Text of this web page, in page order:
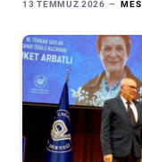
13 TEMMUZ 2026